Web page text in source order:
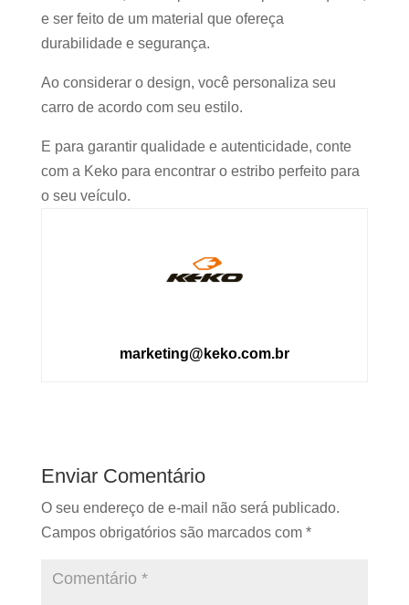
e ser feito de um material que ofereça
durabilidade e segurança.
Ao considerar o design, você personaliza seu
carro de acordo com seu estilo.
E para garantir qualidade e autenticidade, conte
com a Keko para encontrar o estribo perfeito para
o seu veículo.
marketing@keko.com.br
Enviar Comentário
O seu endereço de e-mail não será publicado.
Campos obrigatórios são marcados com *